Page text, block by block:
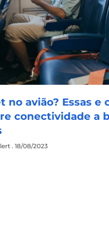
no avião? Essas e
conectividade a
18/08/2023